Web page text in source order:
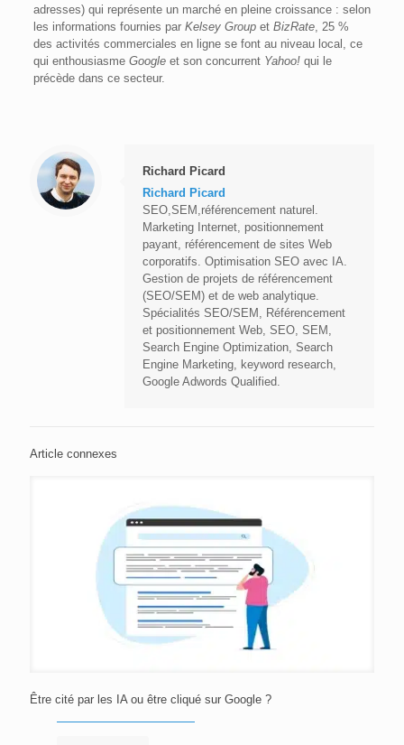
adresses) qui représente un marché en pleine croissance : selon
les informations fournies par Kelsey Groupet BizRate, 25 %
des activités commerciales en ligne se font au niveau local, ce
qui enthousiasme Googleet son concurrent Yahoo!qui le
précède dans ce secteur.
Richard Picard
Richard Picard
SEO,SEM,référencement naturel.
Marketing Internet, positionnement
payant, référencement de sites Web
corporatifs. Optimisation SEO avec IA.
Gestion de projets de référencement
(SEO/SEM) et de web analytique.
Spécialités SEO/SEM, Référencement
et positionnement Web, SEO, SEM,
Search Engine Optimization, Search
Engine Marketing, keyword research,
Google Adwords Qualified.
Article connexes
Être cité par les IA ou être cliqué sur Google ?